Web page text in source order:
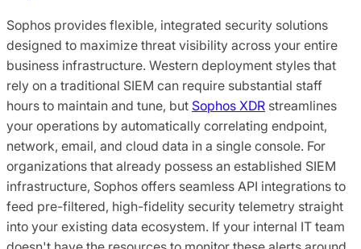
Sophos provides flexible, integrated security solutions
designed to maximize threat visibility across your entire
business infrastructure. Western deployment styles that
rely on a traditional SIEM can require substantial staff
hours to maintain and tune, but Sophos XDR streamlines
your operations by automatically correlating endpoint,
network, email, and cloud data in a single console. For
organizations that already possess an established SIEM
infrastructure, Sophos offers seamless API integrations to
feed pre-filtered, high-fidelity security telemetry straight
into your existing data ecosystem. If your internal IT team